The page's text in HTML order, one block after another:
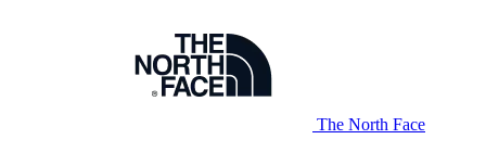
The North Face